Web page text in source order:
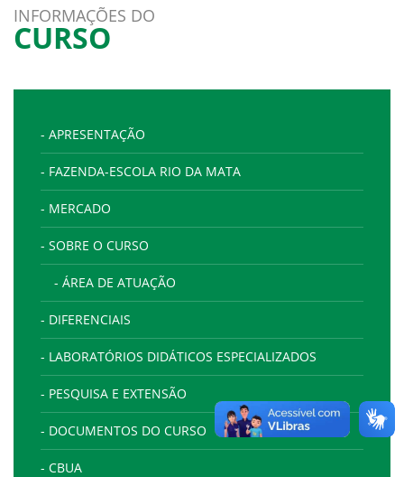
INFORMAÇÕES DO
CURSO
- APRESENTAÇÃO
- FAZENDA-ESCOLA RIO DA MATA
- MERCADO
- SOBRE O CURSO
- ÁREA DE ATUAÇÃO
- DIFERENCIAIS
- LABORATÓRIOS DIDÁTICOS ESPECIALIZADOS
- PESQUISA E EXTENSÃO
- DOCUMENTOS DO CURSO
- CBUA